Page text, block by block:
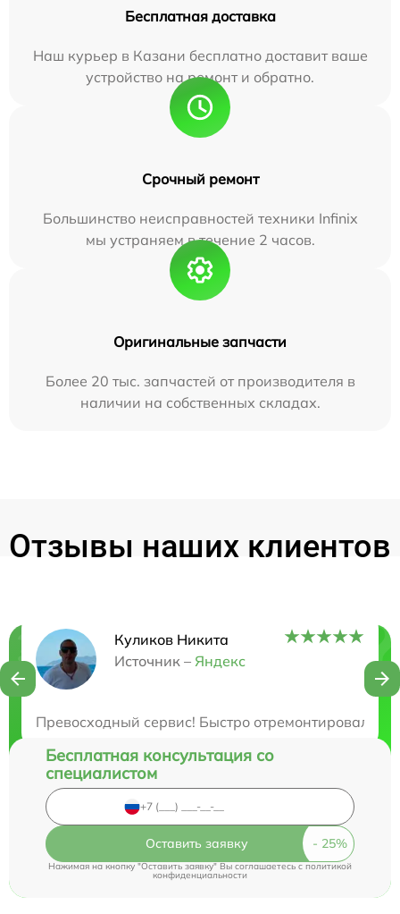
Бесплатная доставка
Наш курьер в Казани бесплатно доставит ваше
устройство на ремонт и обратно.
Срочный ремонт
Большинство неисправностей техники Infinix
мы устраняем в течение 2 часов.
Оригинальные запчасти
Более 20 тыс. запчастей от производителя в
наличии на собственных складах.
Отзывы наших клиентов
Куликов Никита
Источник – Яндекс
Превосходный сервис! Быстро отремонтировали
Нужна консультация?
Бесплатная консультация со
специалистом
Оставить заявку
Нажимая на кнопку "Оставить заявку" Вы соглашаетесь cполитикой
конфиденциальности